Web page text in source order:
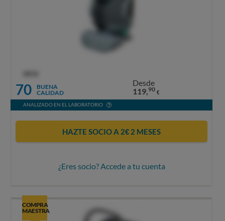
70
BUENA
CALIDAD
Desde
119,90 €
ANALIZADO EN EL LABORATORIO
HAZTE SOCIO A 2€ 2 MESES
¿Eres socio? Accede a tu cuenta
COMPRA
MAESTRA